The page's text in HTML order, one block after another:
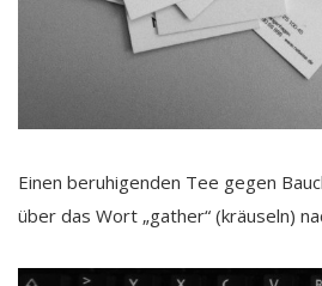
Einen beruhigenden Tee gegen
über das Wort „gather“ (kräuseln)